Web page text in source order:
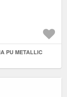
PU METALLIC